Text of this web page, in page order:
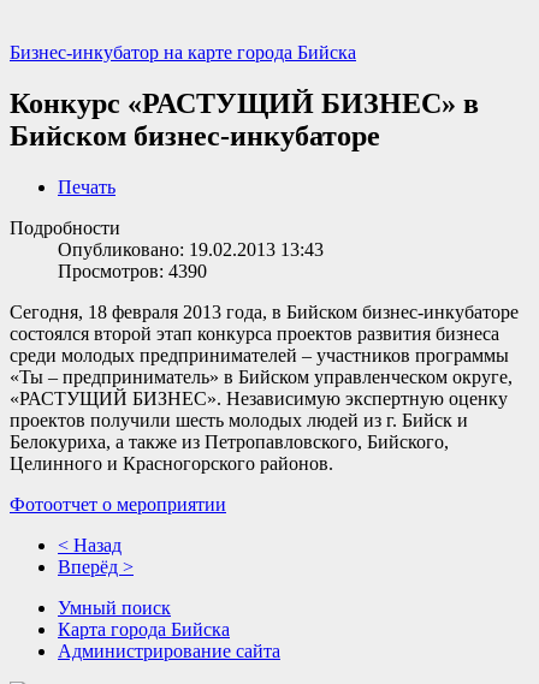
Бизнес-инкубатор на карте города Бийска
Конкурс «РАСТУЩИЙ БИЗНЕС» в
Бийском бизнес-инкубаторе
Печать
Подробности
Опубликовано: 19.02.2013 13:43
Просмотров: 4390
Сегодня, 18 февраля 2013 года, в Бийском бизнес-инкубаторе
состоялся второй этап конкурса проектов развития бизнеса
среди молодых предпринимателей – участников программы
«Ты – предприниматель» в Бийском управленческом округе,
«РАСТУЩИЙ БИЗНЕС». Независимую экспертную оценку
проектов получили шесть молодых людей из г. Бийск и
Белокуриха, а также из Петропавловского, Бийского,
Целинного и Красногорского районов.
Фотоотчет о мероприятии
< Назад
Вперёд >
Умный поиск
Карта города Бийска
Администрирование сайта